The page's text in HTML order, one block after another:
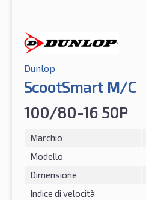
Dunlop
ScootSmart M/C
100/80-16 50P
Marchio
Modello
Dimensione
Indice di velocità